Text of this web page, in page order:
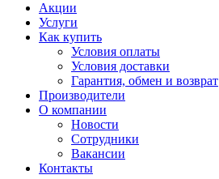
Акции
Услуги
Как купить
Условия оплаты
Условия доставки
Гарантия, обмен и возврат
Производители
О компании
Новости
Сотрудники
Вакансии
Контакты